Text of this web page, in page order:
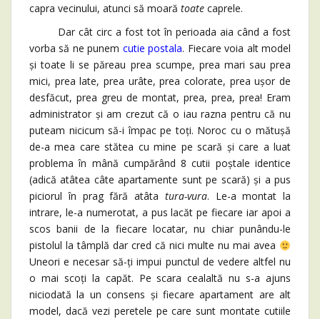
capra vecinului, atunci să moară toate caprele.
Dar cât circ a fost tot în perioada aia când a fost
vorba să ne punem cutie postala. Fiecare voia alt model
și toate li se păreau prea scumpe, prea mari sau prea
mici, prea late, prea urâte, prea colorate, prea ușor de
desfăcut, prea greu de montat, prea, prea, prea! Eram
administrator și am crezut că o iau razna pentru că nu
puteam nicicum să-i împac pe toți. Noroc cu o mătușă
de-a mea care stătea cu mine pe scară și care a luat
problema în mână cumpărând 8 cutii poștale identice
(adică atâtea câte apartamente sunt pe scară) și a pus
piciorul în prag fără atâta tura-vura. Le-a montat la
intrare, le-a numerotat, a pus lacăt pe fiecare iar apoi a
scos banii de la fiecare locatar, nu chiar punându-le
pistolul la tâmplă dar cred că nici multe nu mai avea
Uneori e necesar să-ți impui punctul de vedere altfel nu
o mai scoți la capăt. Pe scara cealaltă nu s-a ajuns
niciodată la un consens și fiecare apartament are alt
model, dacă vezi peretele pe care sunt montate cutiile